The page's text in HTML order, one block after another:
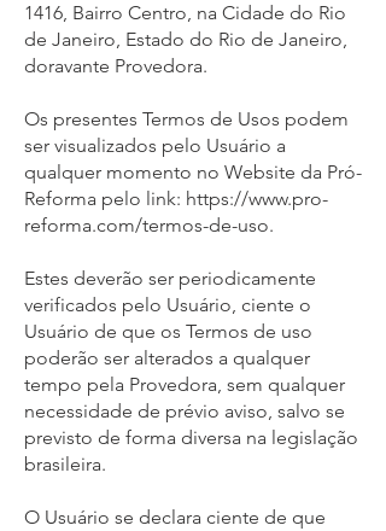
1416, Bairro Centro, na Cidade do Rio
de Janeiro, Estado do Rio de Janeiro,
doravante Provedora.
Os presentes Termos de Usos podem
ser visualizados pelo Usuário a
qualquer momento no Website da Pró-
Reforma pelo link: https://www.pro-
reforma.com/termos-de-uso.
Estes deverão ser periodicamente
verificados pelo Usuário, ciente o
Usuário de que os Termos de uso
poderão ser alterados a qualquer
tempo pela Provedora, sem qualquer
necessidade de prévio aviso, salvo se
previsto de forma diversa na legislação
brasileira.
O Usuário se declara ciente de que